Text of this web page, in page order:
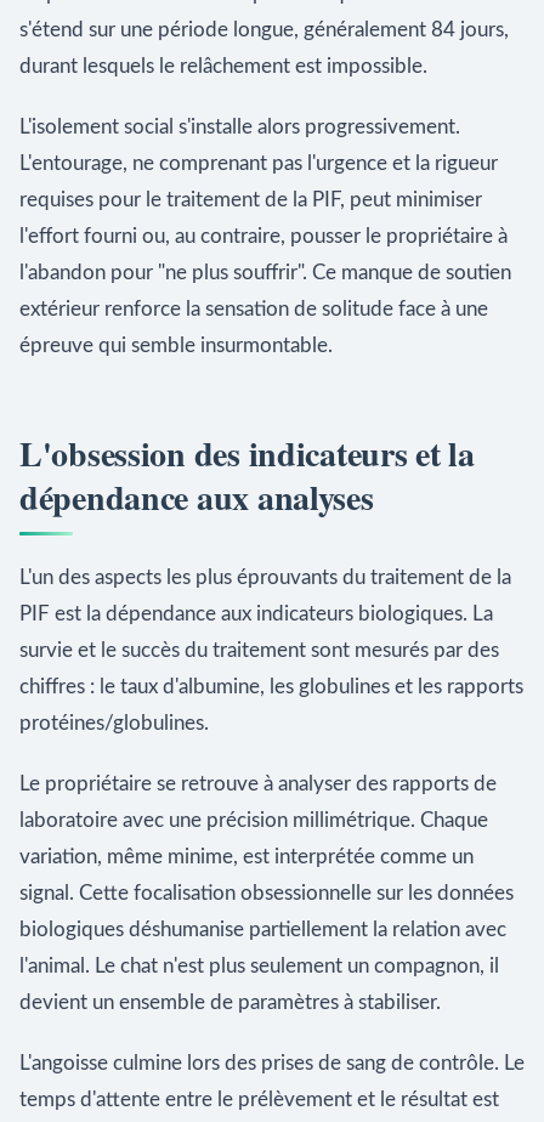
s'étend sur une période longue, généralement 84 jours,
durant lesquels le relâchement est impossible.
L'isolement social s'installe alors progressivement.
L'entourage, ne comprenant pas l'urgence et la rigueur
requises pour le traitement de la PIF, peut minimiser
l'effort fourni ou, au contraire, pousser le propriétaire à
l'abandon pour "ne plus souffrir". Ce manque de soutien
extérieur renforce la sensation de solitude face à une
épreuve qui semble insurmontable.
L'obsession des indicateurs et la
dépendance aux analyses
L'un des aspects les plus éprouvants du traitement de la
PIF est la dépendance aux indicateurs biologiques. La
survie et le succès du traitement sont mesurés par des
chiffres : le taux d'albumine, les globulines et les rapports
protéines/globulines.
Le propriétaire se retrouve à analyser des rapports de
laboratoire avec une précision millimétrique. Chaque
variation, même minime, est interprétée comme un
signal. Cette focalisation obsessionnelle sur les données
biologiques déshumanise partiellement la relation avec
l'animal. Le chat n'est plus seulement un compagnon, il
devient un ensemble de paramètres à stabiliser.
L'angoisse culmine lors des prises de sang de contrôle. Le
temps d'attente entre le prélèvement et le résultat est